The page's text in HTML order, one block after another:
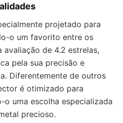
projetado para
o um favorito entre os
avaliação de 4.2 estrelas,
pela sua precisão e
Diferentemente de outros
é otimizado para
uma escolha especializada
precioso.